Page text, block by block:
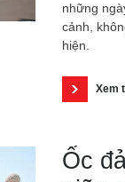
những
cảnh,
hiện.
Xem
Ốc